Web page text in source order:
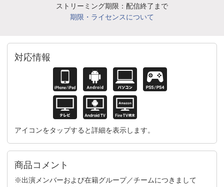
ストリーミング期限：配信終了まで
期限・ライセンスについて
対応情報
アイコンをタップすると詳細を表示します。
商品コメント
※出演メンバーおよび在籍グループ／チームにつきまして